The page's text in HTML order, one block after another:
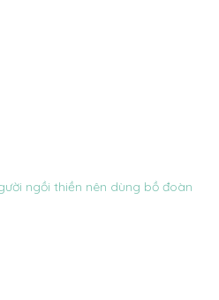
ngồi thiền nên dùng bồ đoàn